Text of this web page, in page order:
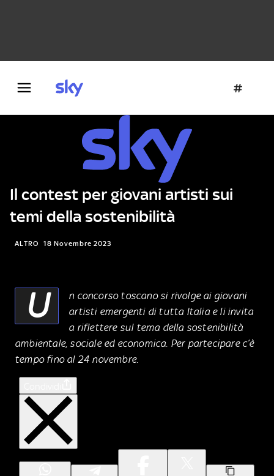
Il contest per giovani artisti sui
temi della sostenibilità
ALTRO 18 Novembre 2023
U
n concorso toscano si rivolge ai giovani
artisti emergenti di tutta Italia e li invita
a riflettere sul tema della sostenibilità
ambientale, sociale ed economica. Per partecipare c’è
tempo fino al 24 novembre.